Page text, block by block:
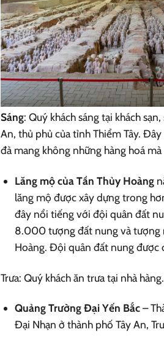
Sáng: Quý khách sáng tại khách
An, thủ phủ của tỉnh Thiểm Tây.
đà mang không những hàng hoá
Lăng mộ của Tần Thủy Hoàng
lăng mộ được xây dựng trong
đây nổi tiếng với đội quân đất
8.000 tượng đất nung và tượng
Hoàng. Đội quân đất nung
Trưa: Quý khách ăn trưa tại nhà
Quảng Trường Đại Yến Bắc–
Đại Nhạn ở thành phố Tây An,